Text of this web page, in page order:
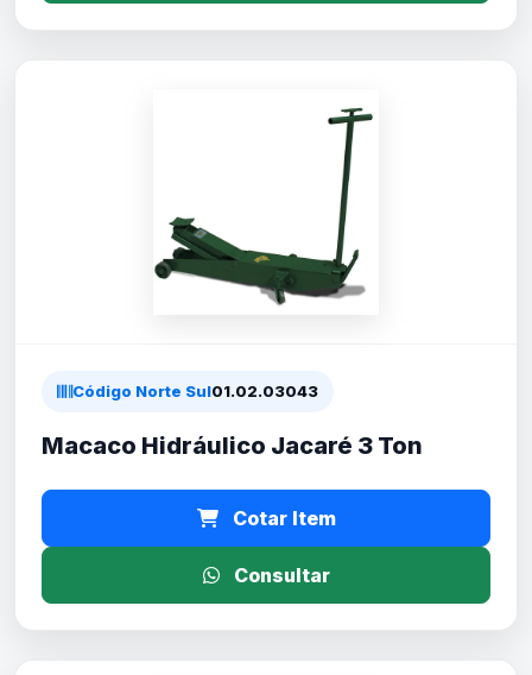
Código Norte Sul01.02.03043
Macaco Hidráulico Jacaré 3 Ton
Cotar Item
Consultar